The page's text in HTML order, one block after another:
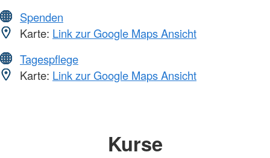
Spenden
Karte: Link zur Google Maps Ansicht
Tagespflege
Karte: Link zur Google Maps Ansicht
Kurse